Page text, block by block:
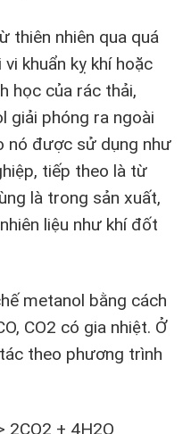
thiên nhiên qua quá
khuẩn kỵ khí hoặc
học của rác thải,
giải phóng ra ngoài
nó được sử dụng như
tiếp theo là từ
là trong sản xuất,
liệu như khí đốt
metanol bằng cách
CO2 có gia nhiệt. Ở
theo phương trình
2CO2 + 4H2O